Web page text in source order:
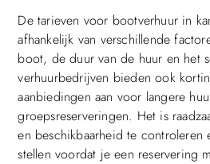
De tarieven voor bootverhuur in
afhankelijk van verschillende
boot, de duur van de huur en het
verhuurbedrijven bieden ook
aanbiedingen aan voor langere
groepsreserveringen. Het is
en beschikbaarheid te controleren
stellen voordat je een reservering